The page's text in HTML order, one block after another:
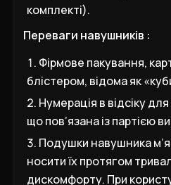
комплекті).
Переваги навушників :
Фірмове пакування,
блістером, відома як
Нумерація в відсіку
що пов’язана із партією
Подушки навушника
носити їх протягом
дискомфорту. При